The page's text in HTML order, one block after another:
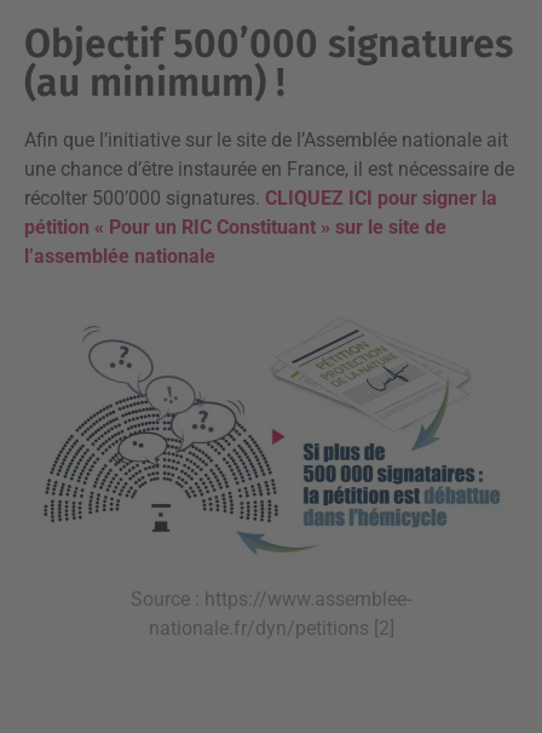
Objectif 500’000 signatures
(au minimum) !
Afin que l’initiative sur le site de l’Assemblée nationale ait
une chance d’être instaurée en France, il est nécessaire de
récolter 500’000 signatures. CLIQUEZ ICI pour signer la
pétition « Pour un RIC Constituant » sur le site de
l’assemblée nationale
Source : https://www.assemblee-
nationale.fr/dyn/petitions [2]